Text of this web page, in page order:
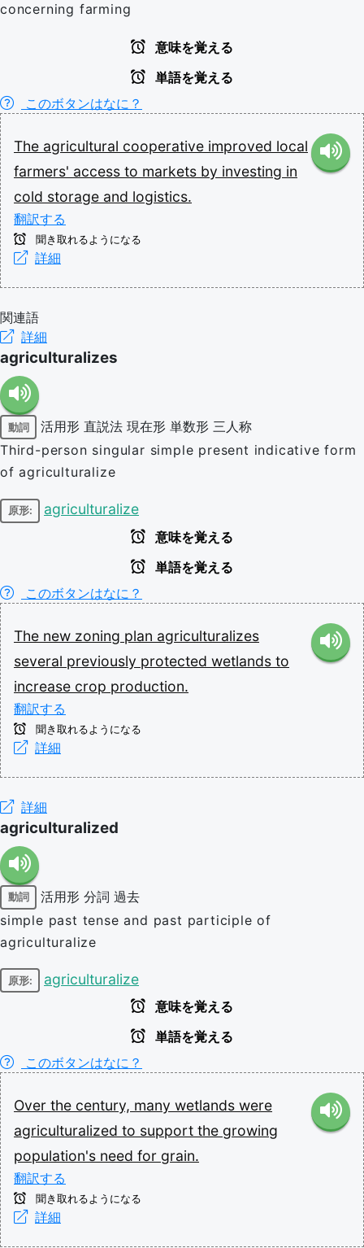
concerning farming
意味を覚える
単語を覚える
このボタンはなに？
The agricultural cooperative improved local
farmers' access to markets by investing in
cold storage and logistics.
翻訳する
聞き取れるようになる
詳細
関連語
詳細
agriculturalizes
動詞 活用形 直説法 現在形 単数形 三人称
Third-person singular simple present indicative form
of agriculturalize
原形: agriculturalize
意味を覚える
単語を覚える
このボタンはなに？
The new zoning plan agriculturalizes
several previously protected wetlands to
increase crop production.
翻訳する
聞き取れるようになる
詳細
詳細
agriculturalized
動詞 活用形 分詞 過去
simple past tense and past participle of
agriculturalize
原形: agriculturalize
意味を覚える
単語を覚える
このボタンはなに？
Over the century, many wetlands were
agriculturalized to support the growing
population's need for grain.
翻訳する
聞き取れるようになる
詳細